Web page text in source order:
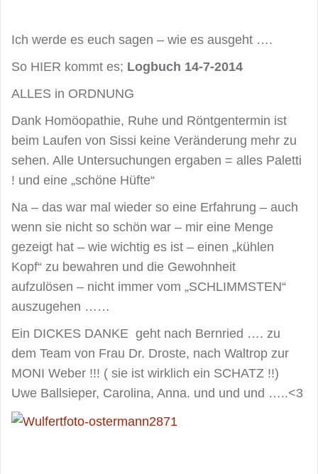
Ich werde es euch sagen – wie es ausgeht ….
So HIER kommt es; Logbuch 14-7-2014
ALLES in ORDNUNG
Dank Homöopathie, Ruhe und Röntgentermin ist
beim Laufen von Sissi keine Veränderung mehr zu
sehen. Alle Untersuchungen ergaben = alles Paletti
! und eine „schöne Hüfte“
Na – das war mal wieder so eine Erfahrung – auch
wenn sie nicht so schön war – mir eine Menge
gezeigt hat – wie wichtig es ist – einen „kühlen
Kopf“ zu bewahren und die Gewohnheit
aufzulösen – nicht immer vom „SCHLIMMSTEN“
auszugehen ……
Ein DICKES DANKE geht nach Bernried …. zu
dem Team von Frau Dr. Droste, nach Waltrop zur
MONI Weber !!! ( sie ist wirklich ein SCHATZ !!)
Uwe Ballsieper, Carolina, Anna. und und und …..<3